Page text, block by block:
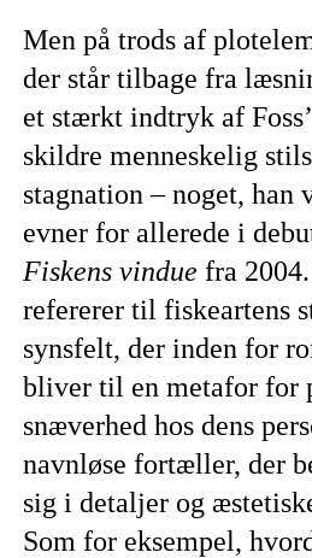
Men på trods af
der står tilbage fra
et stærkt indtryk af
skildre menneskelig
stagnation – noget, han
evner for allerede i
Fiskens vinduefra
refererer til fiskeartens
synsfelt, der inden for
bliver til en metafor for
snæverhed hos dens
navnløse fortæller, der
sig i detaljer og
Som for eksempel,